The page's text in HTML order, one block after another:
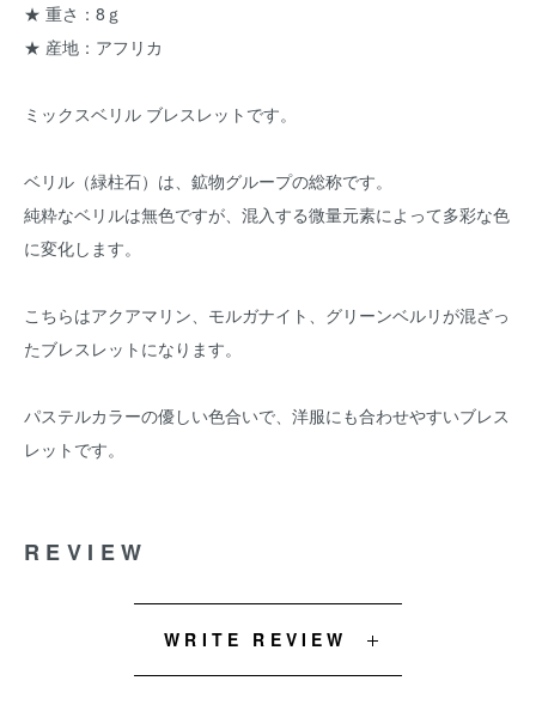
★ 重さ：8ｇ
★ 産地：アフリカ
ミックスベリル ブレスレットです。
ベリル（緑柱石）は、鉱物グループの総称です。
純粋なベリルは無色ですが、混入する微量元素によって多彩な色
に変化します。
こちらはアクアマリン、モルガナイト、グリーンベルリが混ざっ
たブレスレットになります。
パステルカラーの優しい色合いで、洋服にも合わせやすいブレス
レットです。
REVIEW
WRITE REVIEW